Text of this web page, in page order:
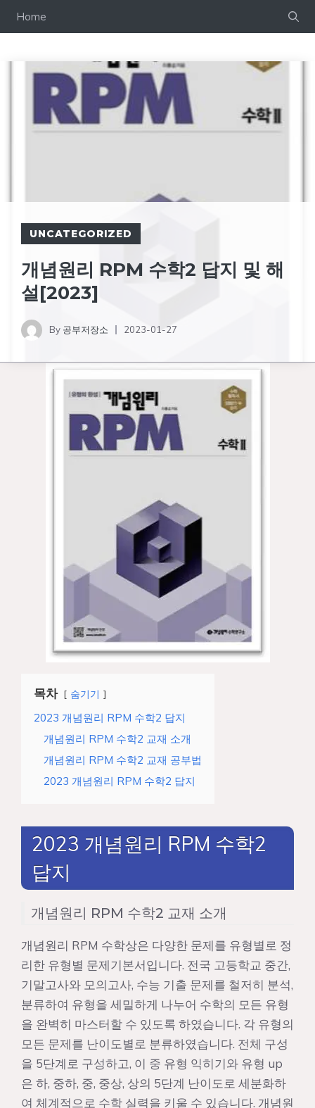
Home
UNCATEGORIZED
개념원리 RPM 수학2 답지 및 해
설[2023]
By 공부저장소 2023-01-27
목차 숨기기
2023 개념원리 RPM 수학2 답지
개념원리 RPM 수학2 교재 소개
개념원리 RPM 수학2 교재 공부법
2023 개념원리 RPM 수학2 답지
2023 개념원리 RPM 수학2
답지
개념원리 RPM 수학2 교재 소개
개념원리 RPM 수학상은 다양한 문제를 유형별로 정
리한 유형별 문제기본서입니다. 전국 고등학교 중간,
기말고사와 모의고사, 수능 기출 문제를 철저히 분석,
분류하여 유형을 세밀하게 나누어 수학의 모든 유형
을 완벽히 마스터할 수 있도록 하였습니다. 각 유형의
모든 문제를 난이도별로 분류하였습니다. 전체 구성
을 5단계로 구성하고, 이 중 유형 익히기와 유형 up
은 하, 중하, 중, 중상, 상의 5단계 난이도로 세분화하
여 체계적으로 수학 실력을 키울 수 있습니다. 개념원